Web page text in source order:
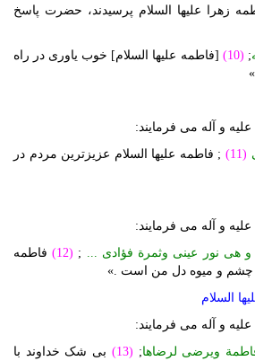
زهرا علیها السلام پرسیدند، حضرت پاسخ
;
(10)
[فاطمه علیها السلام] خوب یاوری در راه
(11)
; فاطمه علیها السلام عزیزترین مردم در
هی نور عینی وثمرة فؤادی ... ;
(12)
فاطمه
چشم و میوه دل من است .»
السلام
ویرضی لرضاها;
(13)
بی شک خداوند با